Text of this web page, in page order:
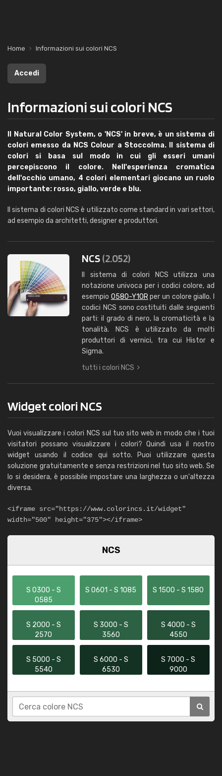
Home Informazioni sui colori NCS
Accedi
Informazioni sui colori NCS
Il Natural Color System, o 'NCS' in breve, è un sistema di
colori emesso da NCS Colour a Stoccolma. Il sistema di
colori si basa sul modo in cui gli esseri umani
percepiscono il colore. Nell'esperienza cromatica
dell'occhio umano, 4 colori elementari giocano un ruolo
importante: rosso, giallo, verde e blu.
Il sistema di colori NCS è utilizzato come standard in vari settori,
ad esempio da architetti, designer e produttori.
NCS(2.052)
Il sistema di colori NCS utilizza una
notazione univoca per i codici colore, ad
esempio 0580-Y10Rper un colore giallo. I
codici NCS sono costituiti dalle seguenti
parti: il grado di nero, la cromaticità e la
tonalità. NCS è utilizzato da molti
produttori di vernici, tra cui Histor e
Sigma.
tutti i colori NCS
Widget colori NCS
Vuoi visualizzare i colori NCS sul tuo sito web in modo che i tuoi
visitatori possano visualizzare i colori? Quindi usa il nostro
widget usando il codice qui sotto. Puoi utilizzare questa
soluzione gratuitamente e senza restrizioni nel tuo sito web. Se
lo si desidera, è possibile impostare una larghezza o un'altezza
diversa.
<iframe src="https://www.colorincs.it/widget"
width="500" height="375"></iframe>